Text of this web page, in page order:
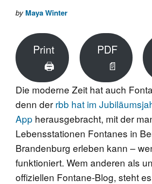
by Maya Winter
Print
🖨
PDF
📄
Die moderne Zeit hat auch
denn der rbb hat im
App herausgebracht, mit der
Lebensstationen Fontanes in
Brandenburg erleben kann –
funktioniert. Wem anderen als
offiziellen Fontane-Blog, steht